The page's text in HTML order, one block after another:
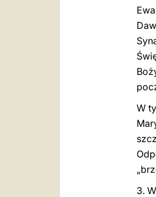
W
3.